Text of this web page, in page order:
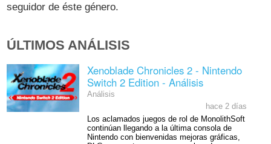
seguidor de éste género.
ÚLTIMOS ANÁLISIS
Xenoblade Chronicles 2 - Nintendo
Switch 2 Edition - Análisis
Análisis
hace 2 días
Los aclamados juegos de rol de MonolithSoft
continúan llegando a la última consola de
Nintendo con bienvenidas mejoras gráficas,